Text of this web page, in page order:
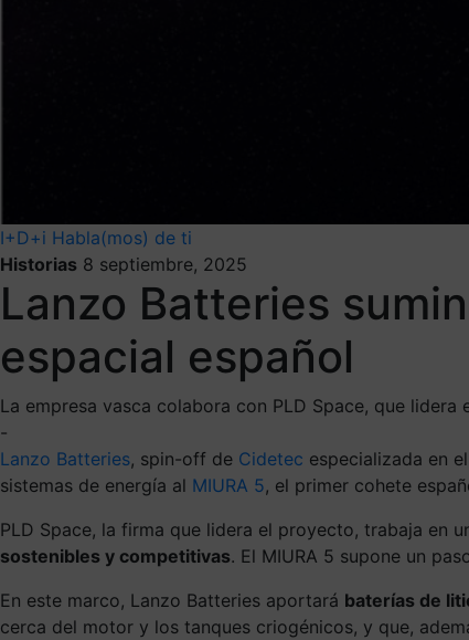
I+D+i Habla(mos) de ti
Historias 8 septiembre, 2025
Lanzo Batteries
espacial español
La empresa vasca colabora con PLD Space, que lidera
-
Lanzo Batteries, spin-off de Cidetec especializada en
sistemas de energía al MIURA 5, el primer cohete
PLD Space, la firma que lidera el proyecto, trabaja en
sostenibles y competitivas. El MIURA 5 supone un
En este marco, Lanzo Batteries aportará baterías de
cerca del motor y los tanques criogénicos, y que,